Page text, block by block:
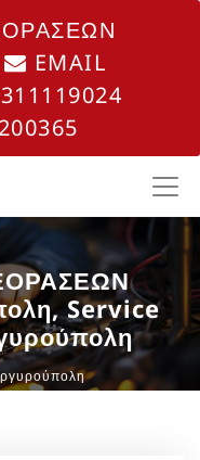
EMAIL
Service